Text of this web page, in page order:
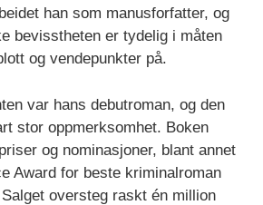
han som manusforfatter, og
bevisstheten er tydelig i måten
og vendepunkter på.
var hans debutroman, og den
stor oppmerksomhet. Boken
og nominasjoner, blant annet
Award for beste kriminalroman
oversteg raskt én million